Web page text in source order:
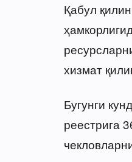
Қабул
хизмат
Бугунги
реестрига